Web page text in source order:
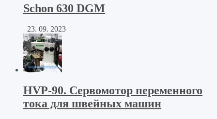
Schon 630 DGM
23. 09. 2023
HVP-90. Сервомотор переменного
тока для швейных машин